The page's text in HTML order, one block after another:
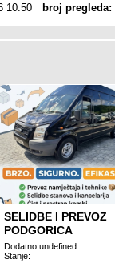
10:50 broj pregleda:
SELIDBE I PREVOZ
PODGORICA
Dodatno undefined
Stanje: